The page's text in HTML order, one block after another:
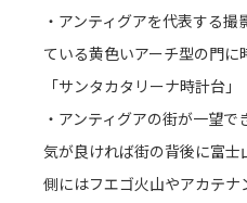
・アンティグアを代表する
ている黄色いアーチ型の門
「サンタカタリーナ時計台」
・アンティグアの街が一望
気が良ければ街の背後に富
側にはフエゴ火山やアカテ